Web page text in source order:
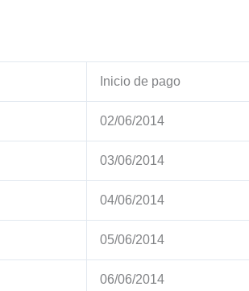
Inicio de pago
02/06/2014
03/06/2014
04/06/2014
05/06/2014
06/06/2014